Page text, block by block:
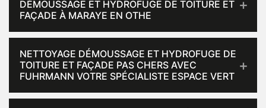
DÉMOUSSAGE ET HYDROFUGE DE TOITURE ET
FAÇADE À MARAYE EN OTHE
NETTOYAGE DÉMOUSSAGE ET HYDROFUGE DE
TOITURE ET FAÇADE PAS CHERS AVEC
FUHRMANN VOTRE SPÉCIALISTE ESPACE VERT